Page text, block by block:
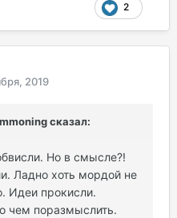
2
2019
сказал:
Но в смысле?!
Ладно хоть мордой не
Идеи прокисли.
чем поразмыслить.